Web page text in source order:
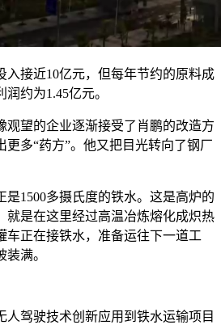
接近10亿元，但每年节约的原料成
约为1.45亿元。
望的企业逐渐接受了肖鹏的改造方
更多“药方”。他又把目光转向了钢厂
1500多摄氏度的铁水。这是高炉的
就是在这里经过高温冶炼熔化成炽热
车正在接铁水，准备运往下一道工
满。
驾驶技术创新应用到铁水运输项目